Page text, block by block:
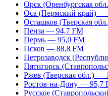
Орск (Оренбургская
Оса (Пермский край) —
Осташков (Тверская
Пенза — 94,7 FM
Пермь — 95,0 FM
Псков — 88,8 FM
Петрозаводск
Пятигорск
Ржев (Тверская обл.) —
Ростов-на-Дону — 95,7
Русское